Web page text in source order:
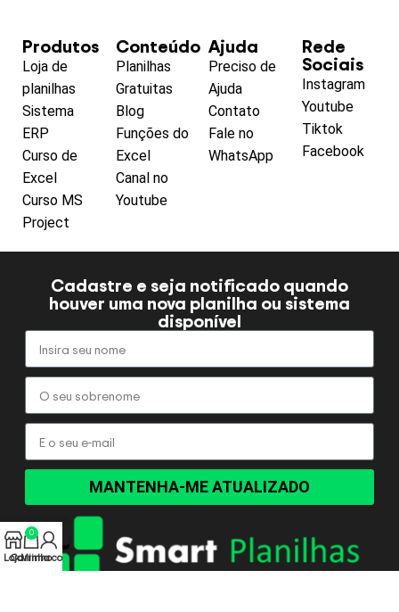
Produtos
Loja de
planilhas
Sistema
ERP
Curso de
Excel
Curso MS
Project
Conteúdo
Planilhas
Gratuitas
Blog
Funções do
Excel
Canal no
Youtube
Ajuda
Preciso de
Ajuda
Contato
Fale no
WhatsApp
Rede
Sociais
Instagram
Youtube
Tiktok
Facebook
Cadastre e seja notificado quando
houver uma nova planilha ou sistema
disponível
MANTENHA-ME ATUALIZADO
Loja
0
Carrinho
Minha conta